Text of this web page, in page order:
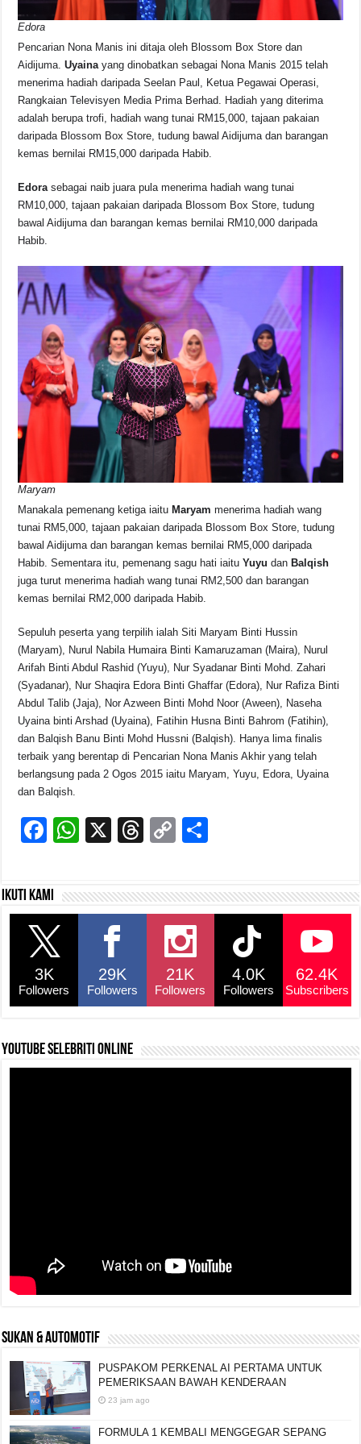
Edora
Pencarian Nona Manis ini ditaja oleh Blossom Box Store dan
Aidijuma.Uyainayang dinobatkan sebagai Nona Manis 2015 telah
menerima hadiah daripada Seelan Paul, Ketua Pegawai Operasi,
Rangkaian Televisyen Media Prima Berhad. Hadiah yang diterima
adalah berupa trofi, hadiah wang tunai RM15,000, tajaan pakaian
daripada Blossom Box Store, tudung bawal Aidijuma dan barangan
kemas bernilai RM15,000 daripada Habib.
Edorasebagai naib juara pula menerima hadiah wang tunai
RM10,000, tajaan pakaian daripada Blossom Box Store, tudung
bawal Aidijuma dan barangan kemas bernilai RM10,000 daripada
Habib.
Maryam
Manakala pemenang ketiga iaituMaryam menerima hadiah wang
tunai RM5,000, tajaan pakaian daripada Blossom Box Store, tudung
bawal Aidijuma dan barangan kemas bernilai RM5,000 daripada
Habib. Sementara itu, pemenang sagu hati iaituYuyu danBalqish
juga turut menerima hadiah wang tunai RM2,500 dan barangan
kemas bernilai RM2,000 daripada Habib.
Sepuluh peserta yang terpilih ialah Siti Maryam Binti Hussin
(Maryam), Nurul Nabila Humaira Binti Kamaruzaman (Maira), Nurul
Arifah Binti Abdul Rashid (Yuyu), Nur Syadanar Binti Mohd. Zahari
(Syadanar), Nur Shaqira Edora Binti Ghaffar (Edora), Nur Rafiza Binti
Abdul Talib (Jaja), Nor Azween Binti Mohd Noor (Aween), Naseha
Uyaina binti Arshad (Uyaina), Fatihin Husna Binti Bahrom (Fatihin),
dan Balqish Banu Binti Mohd Hussni (Balqish). Hanya lima finalis
terbaik yang berentap di Pencarian Nona Manis Akhir yang telah
berlangsung pada 2 Ogos 2015 iaitu Maryam, Yuyu, Edora, Uyaina
dan Balqish.
F
c
e
b
o
o
k
W
s
p
X
T
a
C
y
Li
n
k
e
Ikuti kami
3K
Followers
29K
Followers
21K
Followers
4.0K
Followers
62.4K
Subscribers
YouTube selebriti online
SUKAN & AUTOMOTIF
PUSPAKOM PERKENAL AI PERTAMA UNTUK
PEMERIKSAAN BAWAH KENDERAAN
23 jam ago
FORMULA 1 KEMBALI MENGGEGAR SEPANG